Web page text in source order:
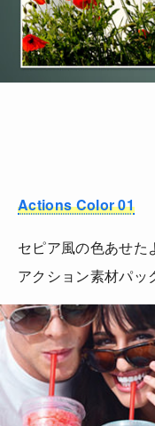
Actions Color 01
セピア風の色あせた
アクション素材パッ